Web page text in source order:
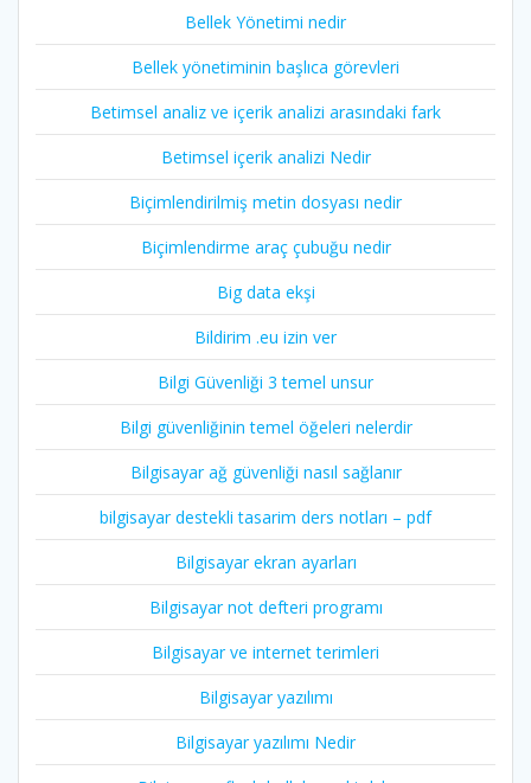
Bellek Yönetimi nedir
Bellek yönetiminin başlıca görevleri
Betimsel analiz ve içerik analizi arasındaki fark
Betimsel içerik analizi Nedir
Biçimlendirilmiş metin dosyası nedir
Biçimlendirme araç çubuğu nedir
Big data ekşi
Bildirim .eu izin ver
Bilgi Güvenliği 3 temel unsur
Bilgi güvenliğinin temel öğeleri nelerdir
Bilgisayar ağ güvenliği nasıl sağlanır
bilgisayar destekli tasarim ders notları – pdf
Bilgisayar ekran ayarları
Bilgisayar not defteri programı
Bilgisayar ve internet terimleri
Bilgisayar yazılımı
Bilgisayar yazılımı Nedir